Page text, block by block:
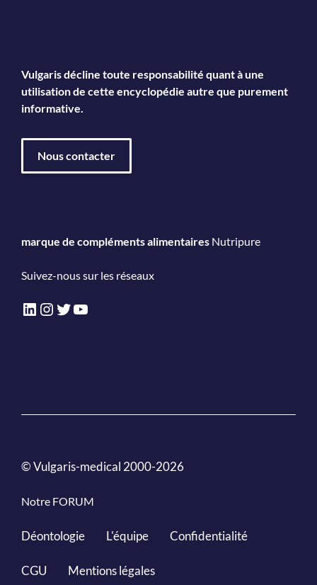
Vulgaris décline toute responsabilité quant à une
utilisation de cette encyclopédie autre que purement
informative.
Nous contacter
marque de compléments alimentaires Nutripure
Suivez-nous sur les réseaux
LinkedIn
Instagram
Twitter
YouTube
© Vulgaris-medical 2000-2026
Notre FORUM
Déontologie L'équipe Confidentialité
CGU Mentions légales